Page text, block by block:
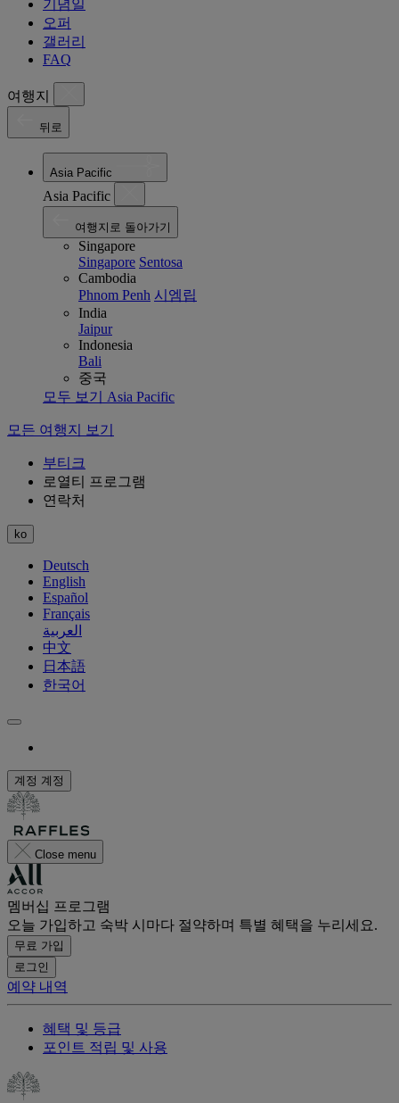
기념일
오퍼
갤러리
FAQ
여행지
뒤로
Asia Pacific
Asia Pacific
여행지로 돌아가기
Singapore
Singapore Sentosa
Cambodia
Phnom Penh 시엠립
India
Jaipur
Indonesia
Bali
중국
모두 보기 Asia Pacific
모든 여행지 보기
부티크
로열티 프로그램
연락처
ko
Deutsch
English
Español
Français
العربية
中文
日本語
한국어
계정 계정
Close menu
멤버십 프로그램
오늘 가입하고 숙박 시마다 절약하며 특별 혜택을 누리세요.
무료 가입
로그인
예약 내역
혜택 및 등급
포인트 적립 및 사용